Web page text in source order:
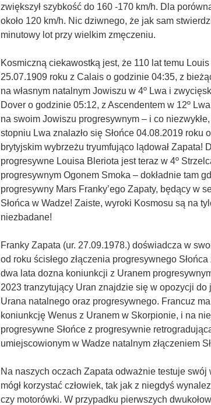
zwiększył szybkość do 160 -170 km/h. Dla
około 120 km/h. Nic dziwnego, że jak sam
minutowy lot przy wielkim zmęczeniu.
Kosmiczną ciekawostką jest, że 110 lat temu
25.07.1909 roku z Calais o godzinie 04:35, z
na własnym natalnym Jowiszu w 4º Lwa i
Dover o godzinie 05:12, z Ascendentem w 12º
na swoim Jowiszu progresywnym – i co
stopniu Lwa znalazło się Słońce 04.08.2019 roku
brytyjskim wybrzeżu tryumfująco lądował Zapata!
progresywne Louisa Bleriota jest teraz w 4º
progresywnym Ogonem Smoka – dokładnie tam
progresywny Mars Franky’ego Zapaty, będący w
Słońca w Wadze! Zaiste, wyroki Kosmosu są na
niezbadane!
Franky Zapata (ur. 27.09.1978.) doświadcza w
od roku ścisłego złączenia progresywnego
dwa lata dozna koniunkcji z Uranem
2023 tranzytujący Uran znajdzie się w opozycji do
Urana natalnego oraz progresywnego. Francuz
koniunkcję Wenus z Uranem w Skorpionie, i na
progresywne Słońce z progresywnie
umiejscowionym w Wadze natalnym złączeniem
Na naszych oczach Zapata odważnie testuje
mógł korzystać człowiek, tak jak z niegdyś
czy motorówki. W przypadku pierwszych